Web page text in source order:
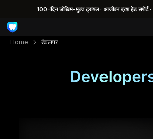
100-दिन जोखिम-मुक्त ट्रायल · आजीवन ब्रश हेड सपोर्ट
Home डेवलपर